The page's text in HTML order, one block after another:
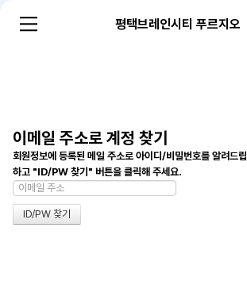
평택브레인시티 푸르지오
이메일 주소로 계정 찾기
회원정보에 등록된 메일 주소로 아이디/비밀번호를 알려드
하고 "ID/PW 찾기" 버튼을 클릭해 주세요.